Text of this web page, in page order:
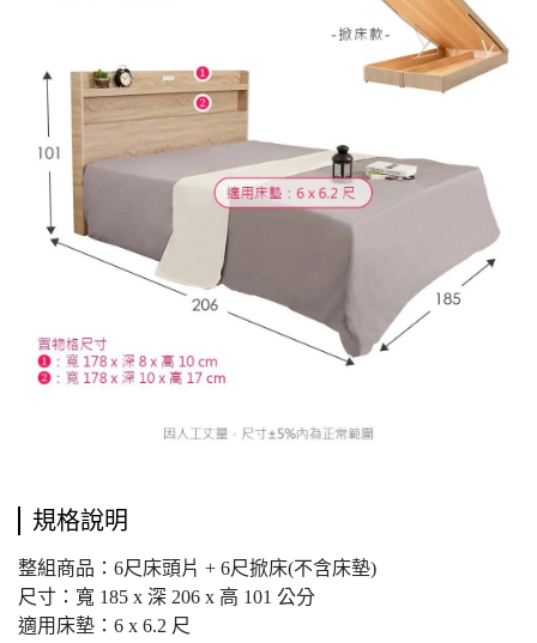
規格說明
整組商品：6尺床頭片 + 6尺掀床(不含床墊)
尺寸：寬 185 x 深 206 x 高 101 公分
適用床墊：6 x 6.2 尺